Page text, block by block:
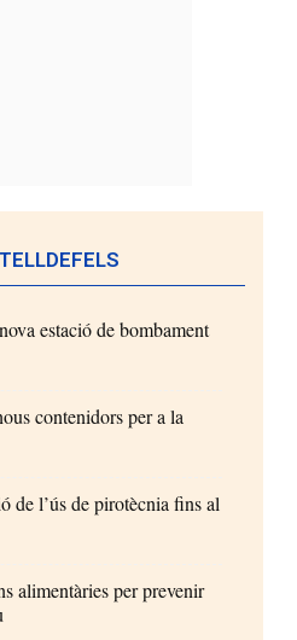
estació de bombament
contenidors per a la
de l’ús de pirotècnia fins al
alimentàries per prevenir